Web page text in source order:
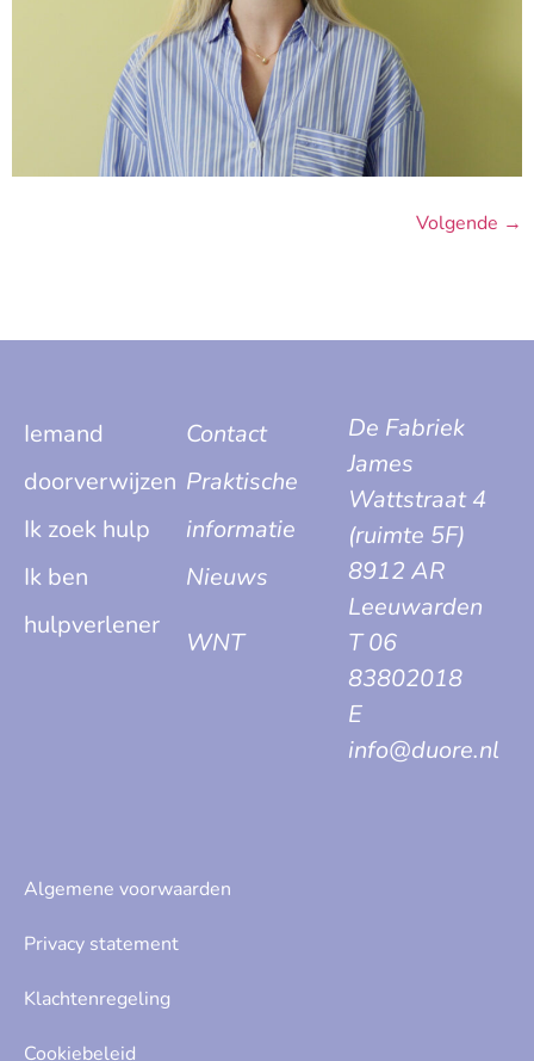
Volgende →
Iemand
doorverwijzen
Ik zoek hulp
Ik ben
hulpverlener
Contact
Praktische
informatie
Nieuws
WNT
De Fabriek
James
Wattstraat 4
(ruimte 5F)
8912 AR
Leeuwarden
T 06
83802018
E
info@duore.nl
Algemene voorwaarden
Privacy statement
Klachtenregeling
Cookiebeleid